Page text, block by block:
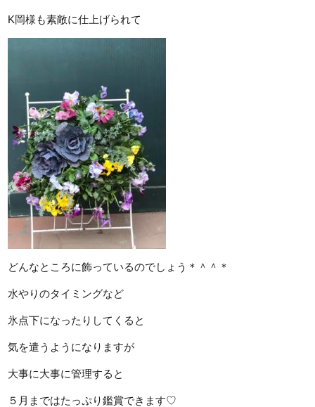
K岡様も素敵に仕上げられて
どんなところに飾っているのでしょう＊＾＾＊
水やりのタイミングなど
氷点下になったりしてくると
気を遣うようになりますが
大事に大事に管理すると
５月まではたっぷり鑑賞できます♡